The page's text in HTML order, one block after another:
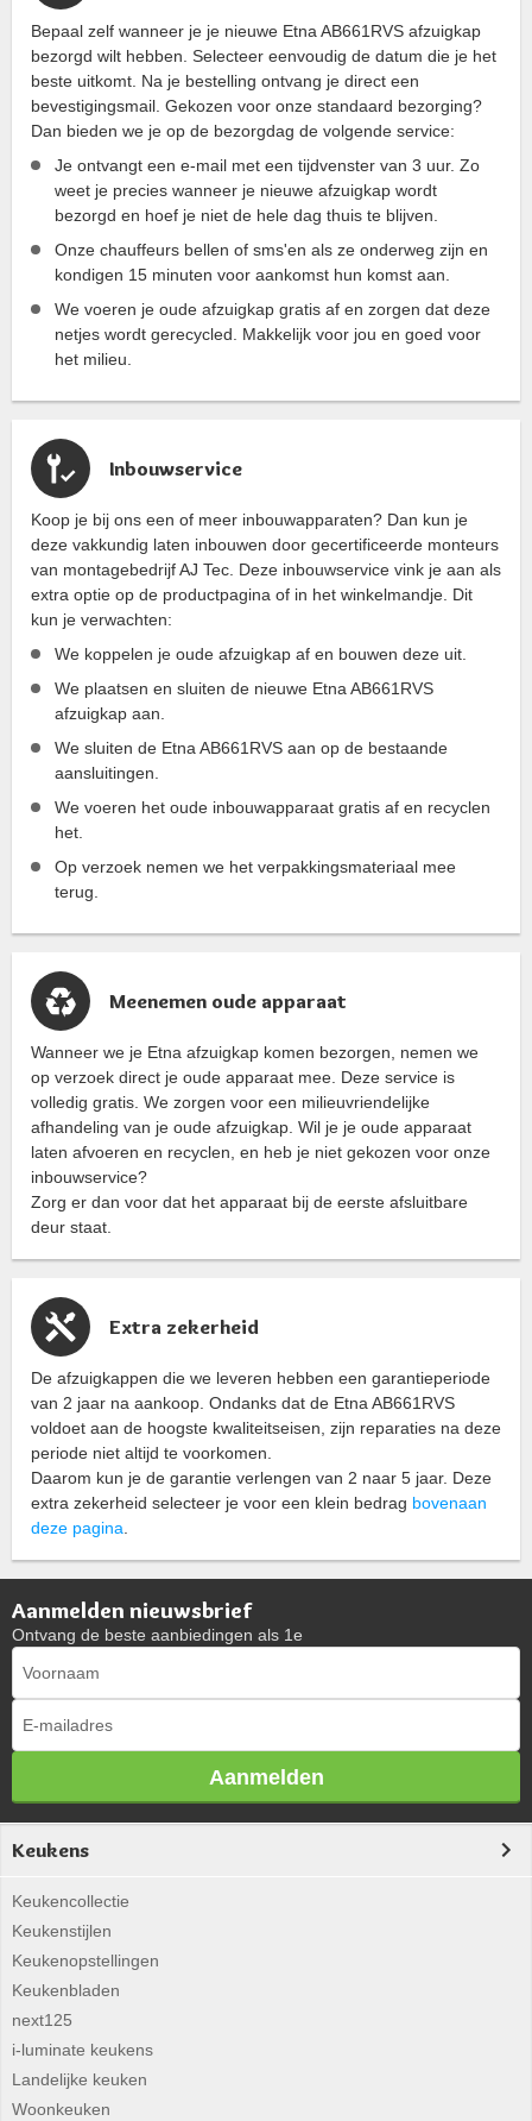
Bepaal zelf wanneer je je nieuwe Etna AB661RVS afzuigkap
bezorgd wilt hebben. Selecteer eenvoudig de datum die je het
beste uitkomt. Na je bestelling ontvang je direct een
bevestigingsmail. Gekozen voor onze standaard bezorging?
Dan bieden we je op de bezorgdag de volgende service:
Je ontvangt een e-mail met een tijdvenster van 3 uur. Zo
weet je precies wanneer je nieuwe afzuigkap wordt
bezorgd en hoef je niet de hele dag thuis te blijven.
Onze chauffeurs bellen of sms'en als ze onderweg zijn en
kondigen 15 minuten voor aankomst hun komst aan.
We voeren je oude afzuigkap gratis af en zorgen dat deze
netjes wordt gerecycled. Makkelijk voor jou en goed voor
het milieu.
Inbouwservice
Koop je bij ons een of meer inbouwapparaten? Dan kun je
deze vakkundig laten inbouwen door gecertificeerde monteurs
van montagebedrijf AJ Tec. Deze inbouwservice vink je aan als
extra optie op de productpagina of in het winkelmandje. Dit
kun je verwachten:
We koppelen je oude afzuigkap af en bouwen deze uit.
We plaatsen en sluiten de nieuwe Etna AB661RVS
afzuigkap aan.
We sluiten de Etna AB661RVS aan op de bestaande
aansluitingen.
We voeren het oude inbouwapparaat gratis af en recyclen
het.
Op verzoek nemen we het verpakkingsmateriaal mee
terug.
Meenemen oude apparaat
Wanneer we je Etna afzuigkap komen bezorgen, nemen we
op verzoek direct je oude apparaat mee. Deze service is
volledig gratis. We zorgen voor een milieuvriendelijke
afhandeling van je oude afzuigkap. Wil je je oude apparaat
laten afvoeren en recyclen, en heb je niet gekozen voor onze
inbouwservice?
Zorg er dan voor dat het apparaat bij de eerste afsluitbare
deur staat.
Extra zekerheid
De afzuigkappen die we leveren hebben een garantieperiode
van 2 jaar na aankoop. Ondanks dat de Etna AB661RVS
voldoet aan de hoogste kwaliteitseisen, zijn reparaties na deze
periode niet altijd te voorkomen.
Daarom kun je de garantie verlengen van 2 naar 5 jaar. Deze
extra zekerheid selecteer je voor een klein bedrag bovenaan
deze pagina
Aanmelden nieuwsbrief
Ontvang de beste aanbiedingen als 1e
Aanmelden
Keukens
Keukencollectie
Keukenstijlen
Keukenopstellingen
Keukenbladen
next125
i-luminate keukens
Landelijke keuken
Woonkeuken